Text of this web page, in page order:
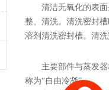
清洁无氧化的表
整、清洗。清洗密封
溶剂清洗密封槽。清
主要部件与蒸发
称为“自由冷凝”。